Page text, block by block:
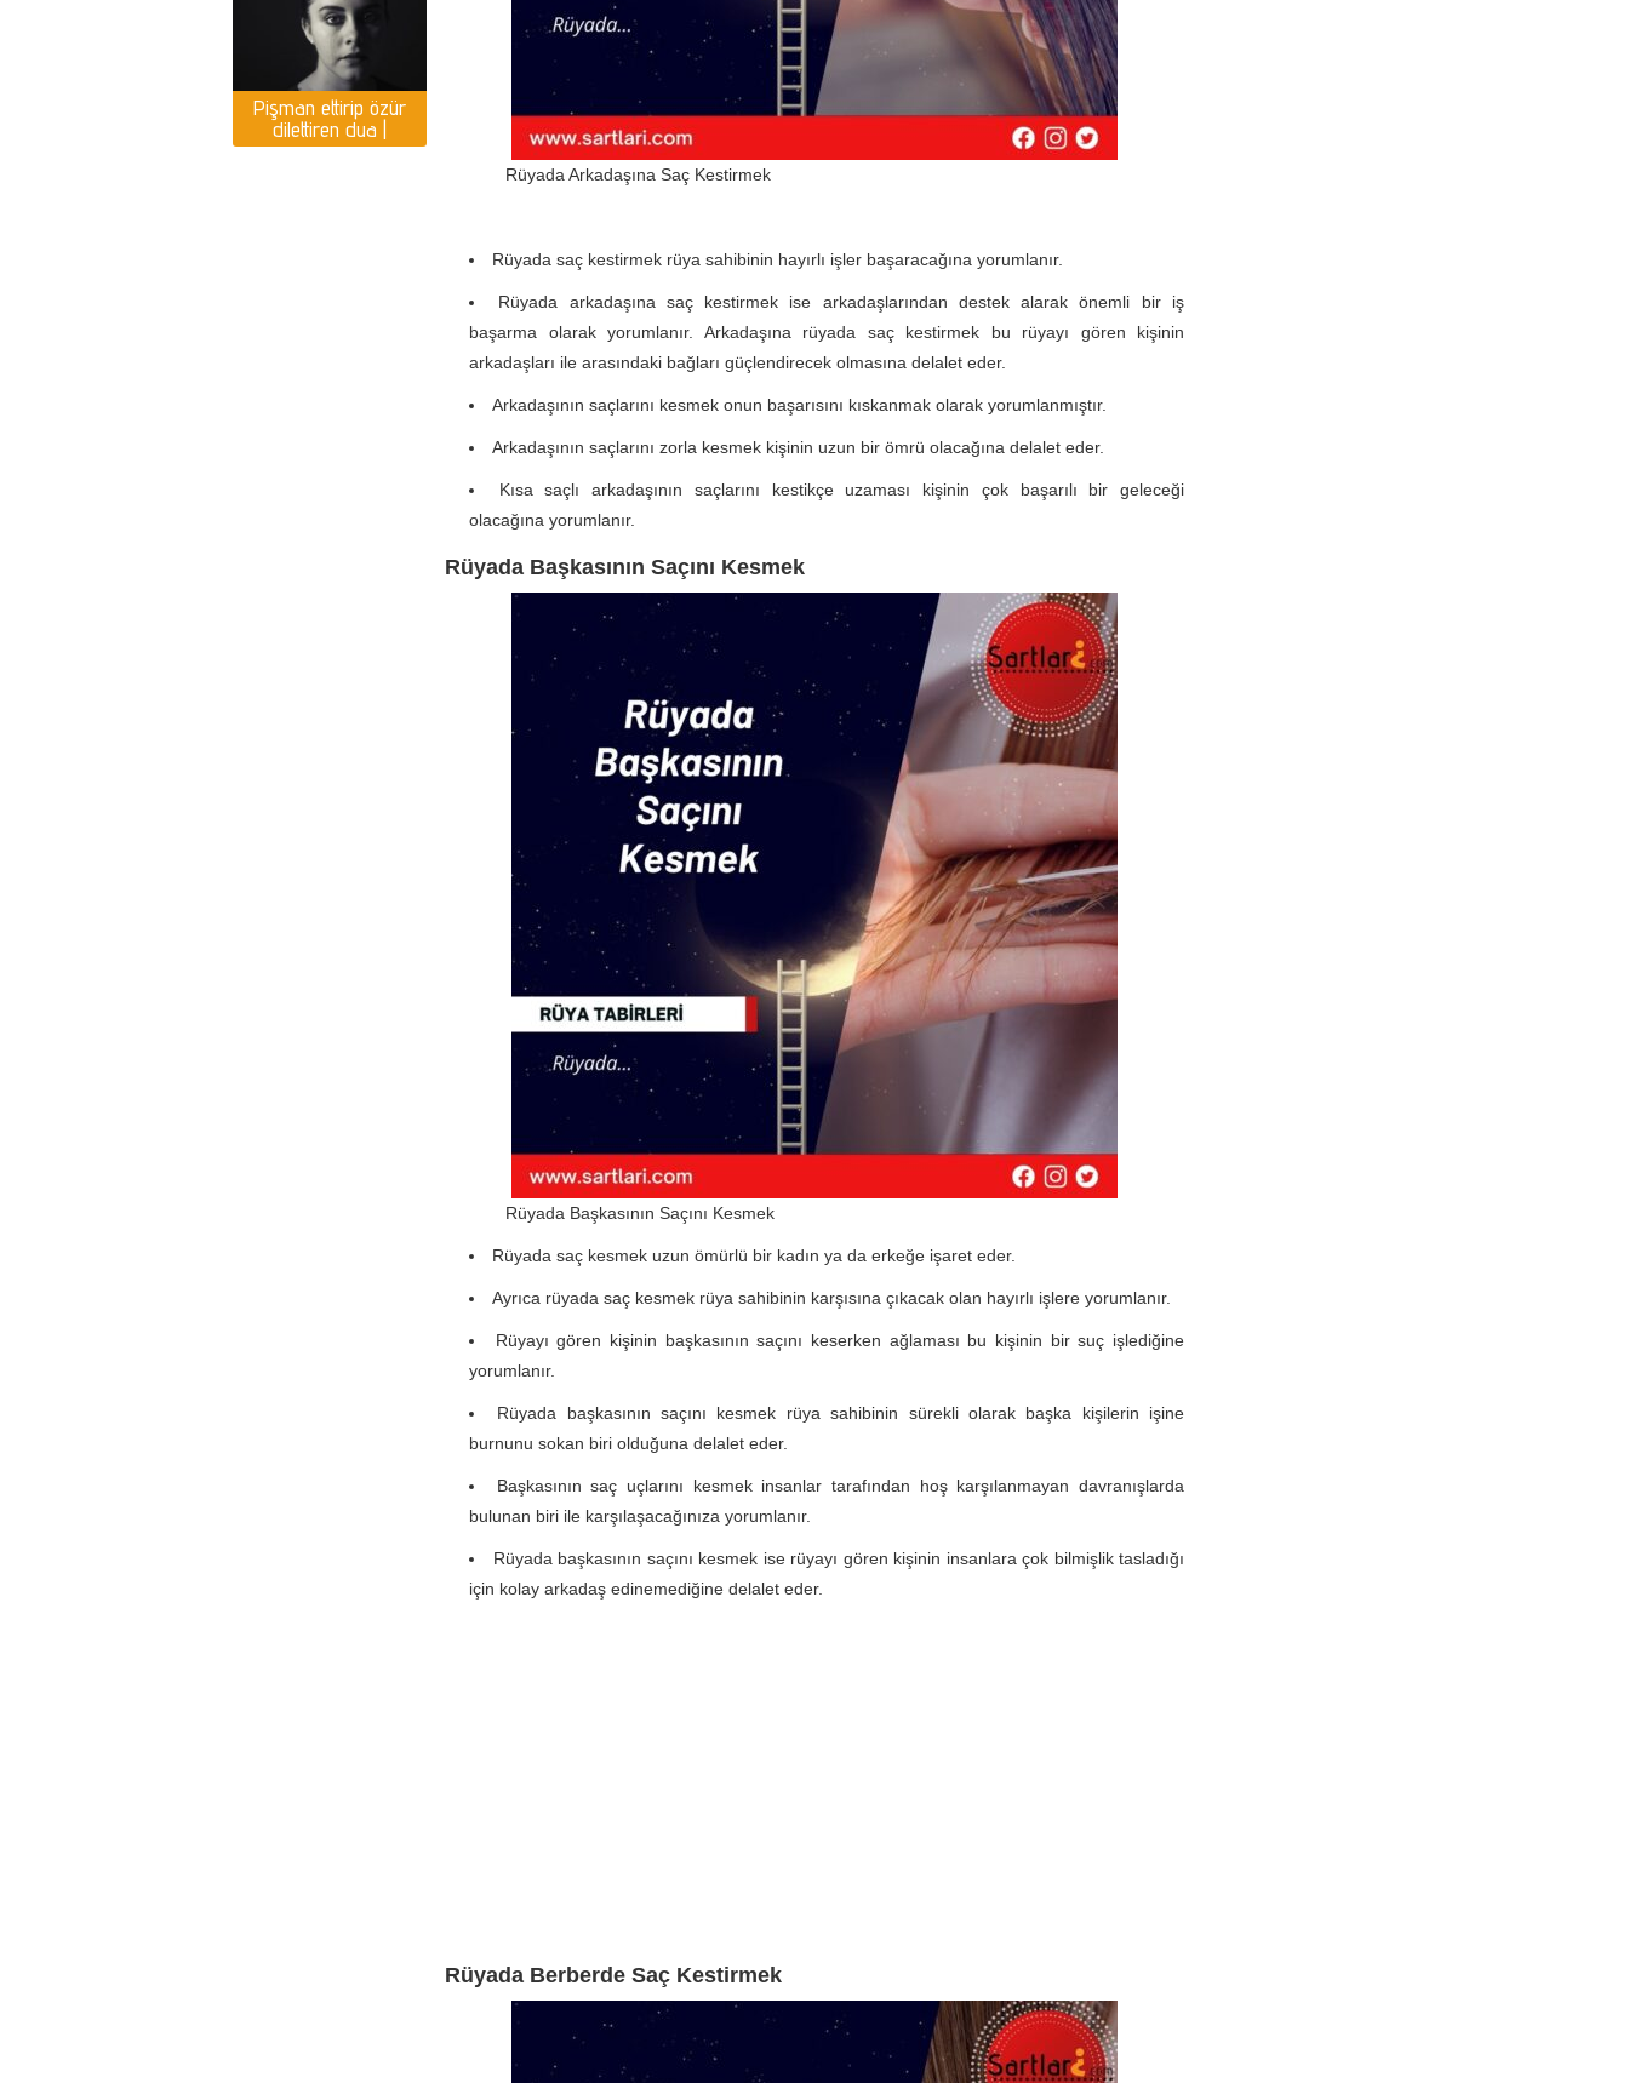
Rüyada Arkadaşına Saç Kestirmek
Rüyada saç kestirmek rüya sahibinin hayırlı işler başaracağına yorumlanır.
Rüyada arkadaşına saç kestirmek ise arkadaşlarından destek alarak önemli bir iş
başarma olarak yorumlanır. Arkadaşına rüyada saç kestirmek bu rüyayı gören kişinin
arkadaşları ile arasındaki bağları güçlendirecek olmasına delalet eder.
Arkadaşının saçlarını kesmek onun başarısını kıskanmak olarak yorumlanmıştır.
Arkadaşının saçlarını zorla kesmek kişinin uzun bir ömrü olacağına delalet eder.
Kısa saçlı arkadaşının saçlarını kestikçe uzaması kişinin çok başarılı bir geleceği
olacağına yorumlanır.
Rüyada Başkasının Saçını Kesmek
Rüyada Başkasının Saçını Kesmek
Rüyada saç kesmek uzun ömürlü bir kadın ya da erkeğe işaret eder.
Ayrıca rüyada saç kesmek rüya sahibinin karşısına çıkacak olan hayırlı işlere yorumlanır.
Rüyayı gören kişinin başkasının saçını keserken ağlaması bu kişinin bir suç işlediğine
yorumlanır.
Rüyada başkasının saçını kesmek rüya sahibinin sürekli olarak başka kişilerin işine
burnunu sokan biri olduğuna delalet eder.
Başkasının saç uçlarını kesmek insanlar tarafından hoş karşılanmayan davranışlarda
bulunan biri ile karşılaşacağınıza yorumlanır.
Rüyada başkasının saçını kesmek ise rüyayı gören kişinin insanlara çok bilmişlik tasladığı
için kolay arkadaş edinemediğine delalet eder.
Rüyada Berberde Saç Kestirmek
Pişman ettirip özür
dilettiren dua |
Pişmanlık duası var